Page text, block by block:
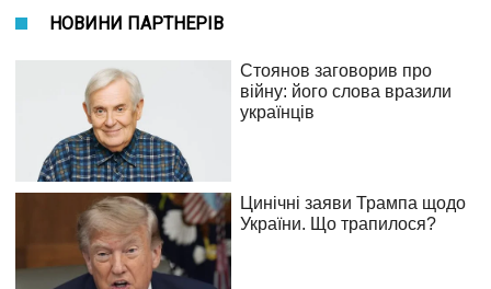
НОВИНИ ПАРТНЕРІВ